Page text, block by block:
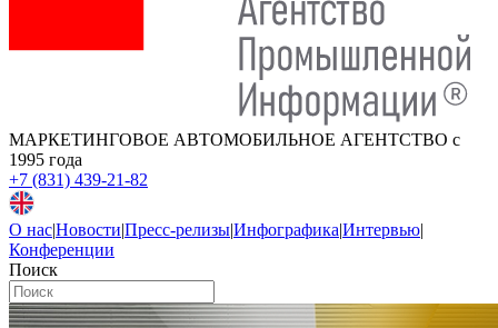
МАРКЕТИНГОВОЕ АВТОМОБИЛЬНОЕ АГЕНТСТВО с
1995 года
+7 (831) 439-21-82
О нас|Новости|Пресс-релизы|Инфографика|Интервью|
Конференции
Поиск